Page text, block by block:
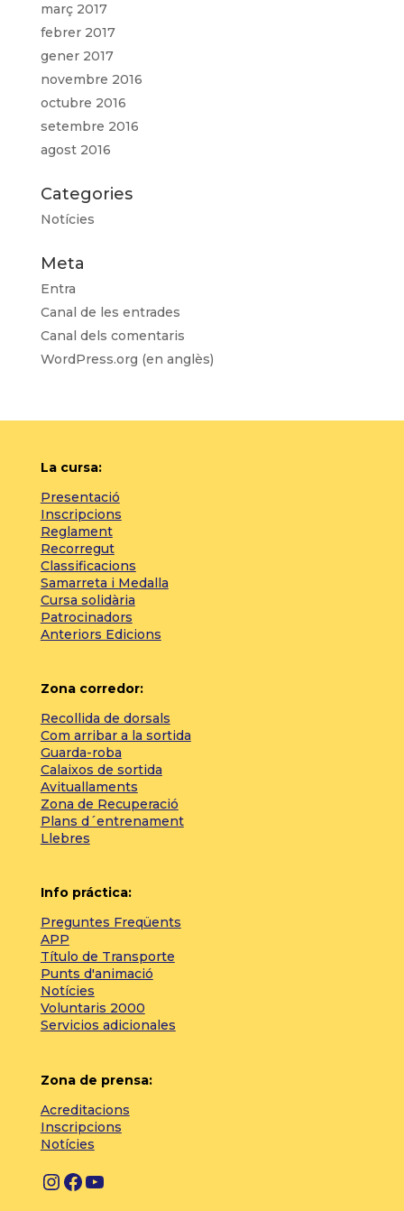
març 2017
febrer 2017
gener 2017
novembre 2016
octubre 2016
setembre 2016
agost 2016
Categories
Notícies
Meta
Entra
Canal de les entrades
Canal dels comentaris
WordPress.org (en anglès)
La cursa:
Presentació
Inscripcions
Reglament
Recorregut
Classificacions
Samarreta i Medalla
Cursa solidària
Patrocinadors
Anteriors Edicions
Zona corredor:
Recollida de dorsals
Com arribar a la sortida
Guarda-roba
Calaixos de sortida
Avituallaments
Zona de Recuperació
Plans d´entrenament
Llebres
Info práctica:
Preguntes Freqüents
APP
Título de Transporte
Punts d'animació
Notícies
Voluntaris 2000
Servicios adicionales
Zona de prensa:
Acreditacions
Inscripcions
Notícies
InstagramFacebook YouTube